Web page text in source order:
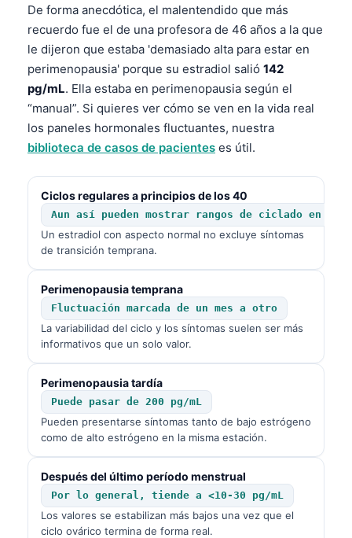
De forma anecdótica, el malentendido que más
recuerdo fue el de una profesora de 46 años a la que
le dijeron que estaba 'demasiado alta para estar en
perimenopausia' porque su estradiol salió 142
pg/mL. Ella estaba en perimenopausia según el
“manual”. Si quieres ver cómo se ven en la vida real
los paneles hormonales fluctuantes, nuestra
biblioteca de casos de pacientes es útil.
Ciclos regulares a principios de los 40
Aun así pueden mostrar rangos de ciclado en
Un estradiol con aspecto normal no excluye síntomas
de transición temprana.
Perimenopausia temprana
Fluctuación marcada de un mes a otro
La variabilidad del ciclo y los síntomas suelen ser más
informativos que un solo valor.
Perimenopausia tardía
Puede pasar de 200 pg/mL
Pueden presentarse síntomas tanto de bajo estrógeno
como de alto estrógeno en la misma estación.
Después del último período menstrual
Por lo general, tiende a <10-30 pg/mL
Los valores se estabilizan más bajos una vez que el
ciclo ovárico termina de forma real.
العربية المغربية
Afrikaans
ພາສາລາວ
Basa Jawa
Cebuano
ئۇيغۇرچە
Кыргызча
Татар теле
Беларуская мова
Esperanto
Frysk
Ślōnskŏ gŏdka
Norsk bokmål